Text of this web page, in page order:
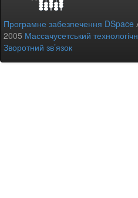
Програмне забезпечення DSpace
2005 Массачусетський
Зворотний зв’язок